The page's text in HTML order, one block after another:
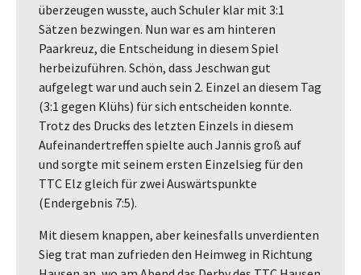
überzeugen wusste, auch Schuler klar mit 3:1
Sätzen bezwingen. Nun war es am hinteren
Paarkreuz, die Entscheidung in diesem Spiel
herbeizuführen. Schön, dass Jeschwan gut
aufgelegt war und auch sein 2. Einzel an diesem Tag
(3:1 gegen Klühs) für sich entscheiden konnte.
Trotz des Drucks des letzten Einzels in diesem
Aufeinandertreffen spielte auch Jannis groß auf
und sorgte mit seinem ersten Einzelsieg für den
TTC Elz gleich für zwei Auswärtspunkte
(Endergebnis 7:5).
Mit diesem knappen, aber keinesfalls unverdienten
Sieg trat man zufrieden den Heimweg in Richtung